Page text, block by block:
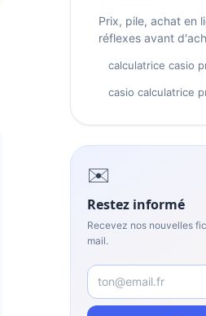
Prix, pile, achat en
réflexes avant
calculatrice casio
casio calculatrice
Quelle pile
Comment se servir
Quelle est la
Où trouver
✉️
Restez informé
Recevez nos nouvelles
mail.